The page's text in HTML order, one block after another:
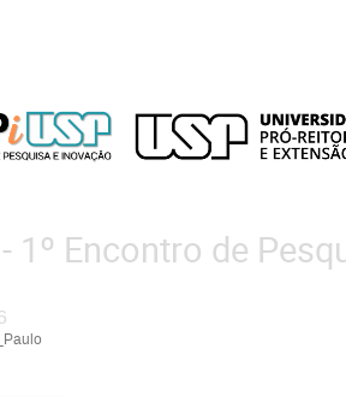
1º Encontro de